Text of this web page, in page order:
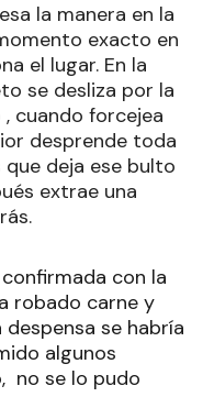
la manera en la
exacto en
el lugar. En la
se desliza por la
cuando forcejea
desprende toda
deja ese bulto
extrae una
con la
robado carne y
se habría
algunos
no se lo pudo